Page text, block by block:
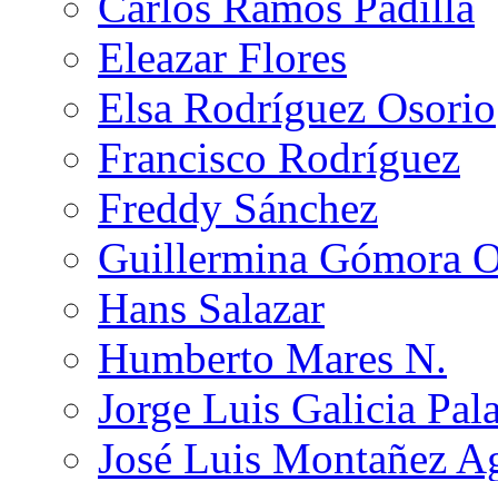
Eleazar Flores
Elsa Rodríguez Osorio
Francisco Rodríguez
Freddy Sánchez
Guillermina Gómora
Hans Salazar
Humberto Mares N.
Jorge Luis Galicia
José Luis Montañez